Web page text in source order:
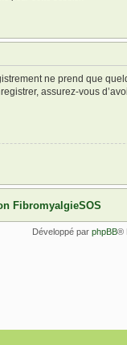
ne prend que
assurez-vous
FibromyalgieSOS
Développé par phpBB®